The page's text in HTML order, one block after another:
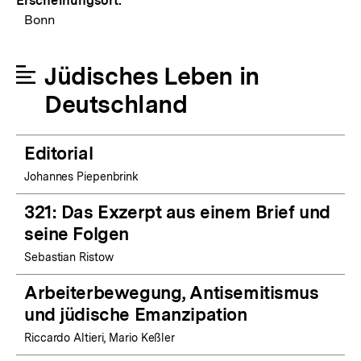
Bonn
Jüdisches Leben in
Deutschland
Editorial
Johannes Piepenbrink
321: Das Exzerpt aus einem Brief und
seine Folgen
Sebastian Ristow
Arbeiterbewegung, Antisemitismus
und jüdische Emanzipation
Riccardo Altieri, Mario Keßler